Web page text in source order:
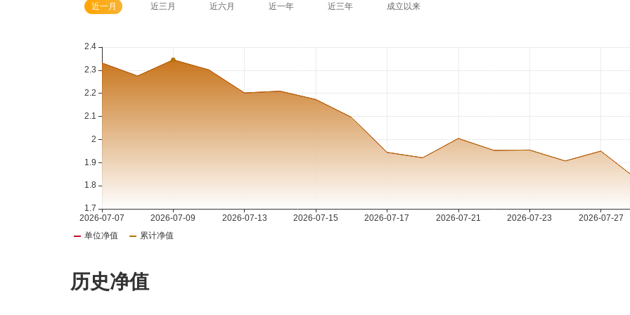
近一月 近三月 近六月 近一年 近三年 成立以来
历史净值